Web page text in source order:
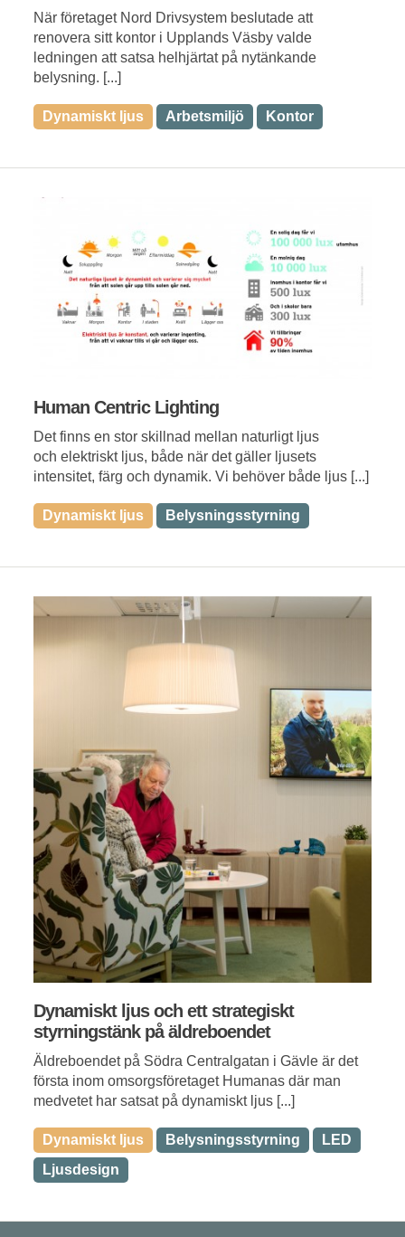
När företaget Nord Drivsystem beslutade att
renovera sitt kontor i Upplands Väsby valde
ledningen att satsa helhjärtat på nytänkande
belysning. [...]
Dynamiskt ljus Arbetsmiljö Kontor
Human Centric Lighting
Det finns en stor skillnad mellan naturligt ljus
och elektriskt ljus, både när det gäller ljusets
intensitet, färg och dynamik. Vi behöver både ljus [...]
Dynamiskt ljus Belysningsstyrning
Dynamiskt ljus och ett strategiskt
styrningstänk på äldreboendet
Äldreboendet på Södra Centralgatan i Gävle är det
första inom omsorgsföretaget Humanas där man
medvetet har satsat på dynamiskt ljus [...]
Dynamiskt ljus Belysningsstyrning
LED
Ljusdesign